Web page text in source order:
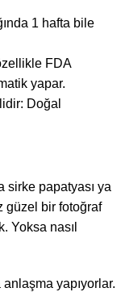
1 hafta bile
FDA
yapar.
Doğal
sirke papatyası ya
güzel bir fotoğraf
Yoksa nasıl
yapıyorlar.